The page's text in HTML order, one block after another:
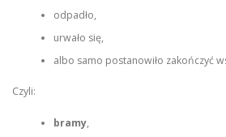
odpadło,
urwało się,
albo samo postanowiło zakończyć
Czyli:
bramy,